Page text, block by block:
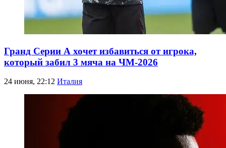
Гранд Серии А хочет избавиться от игрока,
который забил 3 мяча на ЧМ-2026
24 июня, 22:12 Италия